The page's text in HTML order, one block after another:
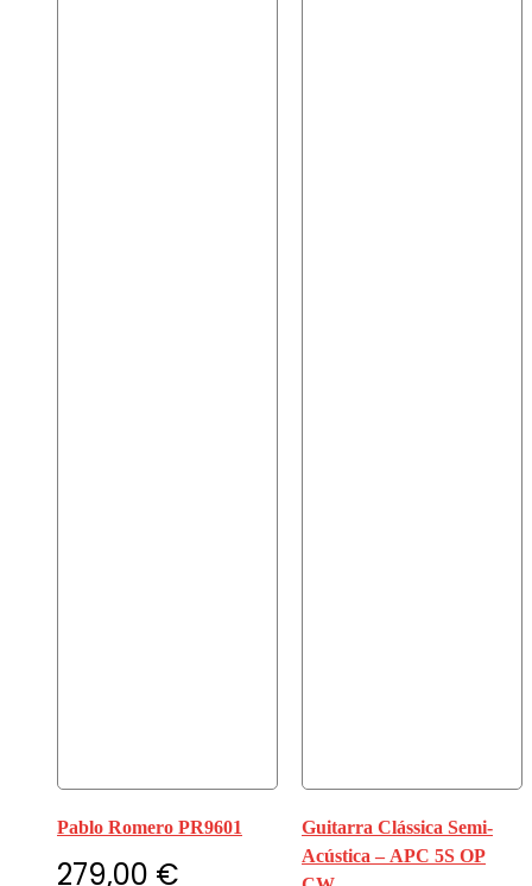
Pablo Romero PR9601
279,00 €
Guitarra Clássica Semi-
Acústica – APC 5S OP